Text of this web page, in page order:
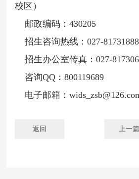
校区）
邮政编码：430205
招生咨询热线：027-81731888
招生办公室传真：027-
咨询QQ：800119689
电子邮箱：
返回 上一篇